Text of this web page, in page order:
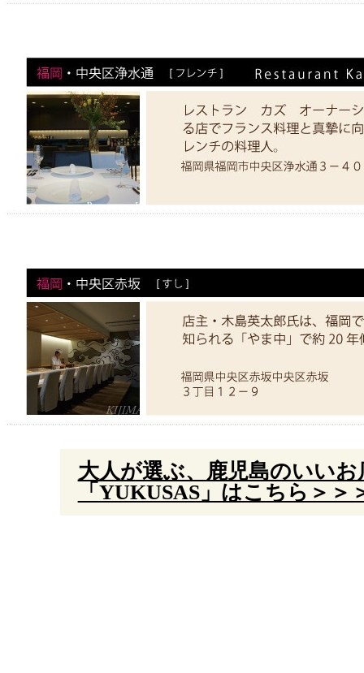
大人が選ぶ、鹿児島のいい
「YUKUSAS」はこちら＞＞